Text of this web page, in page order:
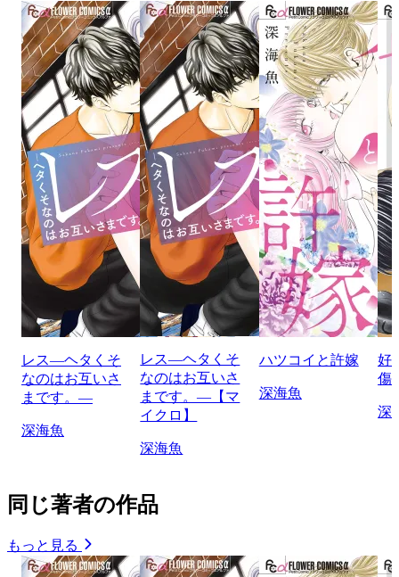
レス―ヘタくそ
なのはお互いさ
まです。―
深海魚
レス―ヘタくそ
なのはお互いさ
まです。―【マ
イクロ】
深海魚
ハツコイと許嫁
深海魚
好
傷
深
同じ著者の作品
もっと見る